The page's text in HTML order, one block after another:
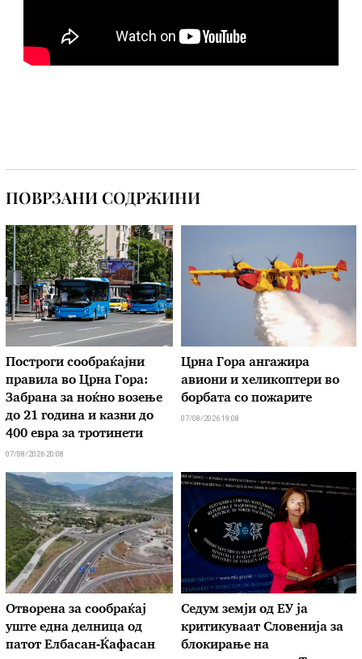
ПОВРЗАНИ СОДРЖИНИ
Построги сообраќајни
правила во Црна Гора:
Забрана за ноќно возење
до 21 година и казни до
400 евра за тротинети
07/08/2026 20:08
Црна Гора ангажира
авиони и хеликоптери во
борбата со пожарите
07/08/2026 19:08
Отворена за сообраќај
уште една делница од
патот Елбасан-Ќафасан
Седум земји од ЕУ ја
критикуваат Словенија за
блокирање на